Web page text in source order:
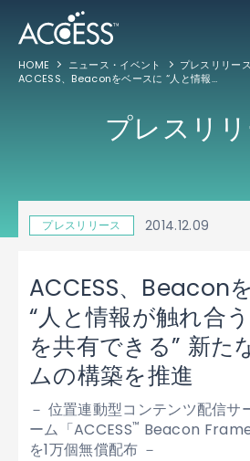
HOME ニュース・イベント
プレスリリース
ACCESS、Beaconをベースに “人と情報が触れ合う瞬間の価値を共有できる” 新たなエコシステムの構築を推進
プレスリ
プレスリリース 2014.12.09
ACCESS、Beacon
“人と情報が触れ合
を共有できる” 新た
ムの構築を推進
－ 位置連動型コンテンツ配信サ
ーム「ACCESS™ Beacon
を1万個無償配布 －